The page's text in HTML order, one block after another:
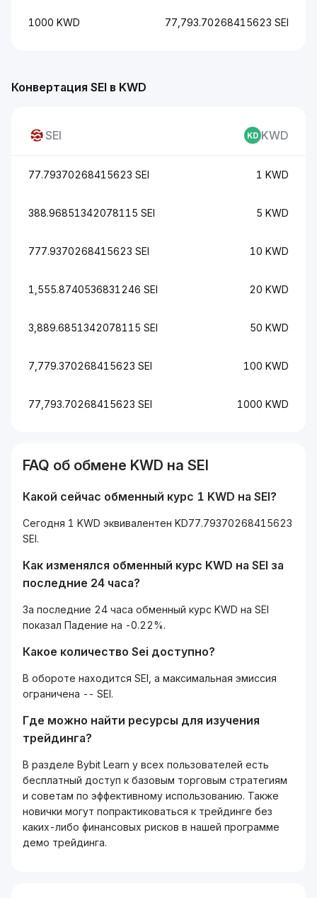
Конвертация SEI в KWD
SEI KWD
77.79370268415623 SEI 1 KWD
388.96851342078115 SEI 5 KWD
777.9370268415623 SEI 10 KWD
1,555.8740536831246 SEI 20 KWD
3,889.6851342078115 SEI 50 KWD
7,779.370268415623 SEI 100 KWD
77,793.70268415623 SEI 1000 KWD
1000 KWD 77,793.70268415623 SEI
FAQ об обмене KWD на SEI
Какой сейчас обменный курс 1 KWD на SEI?
Сегодня 1 KWD эквивалентен KD77.79370268415623
SEI.
Как изменялся обменный курс KWD на SEI за
последние 24 часа?
За последние 24 часа обменный курс KWD на SEI
показал Падение на -0.22%.
Какое количество Sei доступно?
В обороте находится SEI, а максимальная эмиссия
ограничена -- SEI.
Где можно найти ресурсы для изучения
трейдинга?
В разделе Bybit Learn у всех пользователей есть
бесплатный доступ к базовым торговым стратегиям
и советам по эффективному использованию. Также
новички могут попрактиковаться к трейдинге без
каких-либо финансовых рисков в нашей программе
демо трейдинга.